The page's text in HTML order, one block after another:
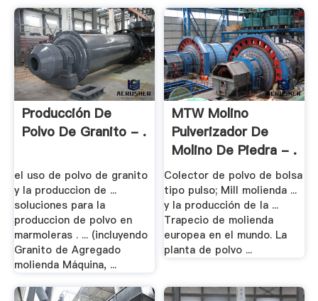
Producción De
Polvo De Granito - .
el uso de polvo de granito
y la produccion de ...
soluciones para la
produccion de polvo en
marmoleras . ... (incluyendo
Granito de Agregado
molienda Máquina, ...
MTW Molino
Pulverizador De
Molino De Piedra - .
Colector de polvo de bolsa
tipo pulso; Mill molienda ...
y la producción de la ...
Trapecio de molienda
europea en el mundo. La
planta de polvo ...